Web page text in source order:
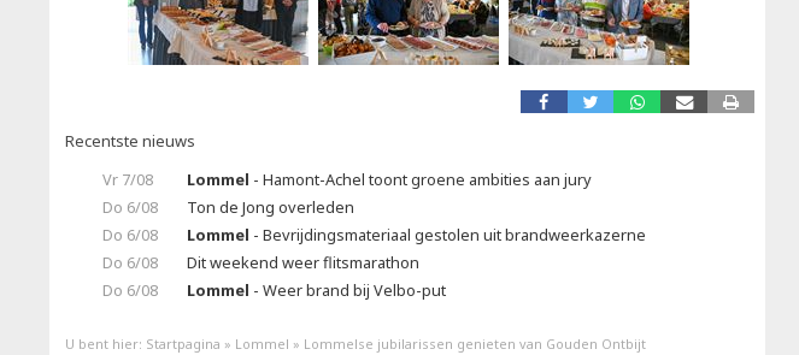
Recentste nieuws
Vr 7/08
Lommel - Hamont-Achel toont groene ambities aan jury
Do 6/08
Ton de Jong overleden
Do 6/08
Lommel - Bevrijdingsmateriaal gestolen uit brandweerkazerne
Do 6/08
Dit weekend weer flitsmarathon
Do 6/08
Lommel - Weer brand bij Velbo-put
U bent hier: Startpagina » Lommel » Lommelse jubilarissen genieten van Gouden Ontbijt